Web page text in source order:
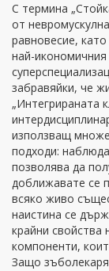
С термина
от
равновесие,
най-
забравяйки, че
„Интегрираната
използващ
подходи:
позволява да
доближавате се
всяко живо
наистина се
крайни свойства
компоненти,
Защо